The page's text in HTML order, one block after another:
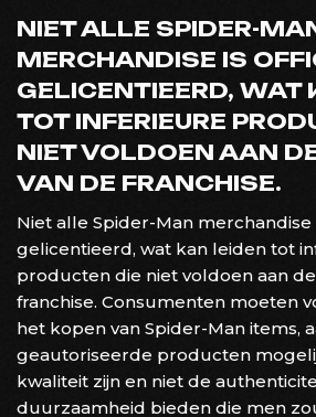
NIET ALLE SPIDER-
MERCHANDISE IS
GELICENTIEERD, WAT
TOT INFERIEURE
NIET VOLDOEN AAN
VAN DE FRANCHISE.
Niet alle Spider-Man merchandise
gelicentieerd, wat kan leiden tot
producten die niet voldoen aan
franchise. Consumenten moeten
het kopen van Spider-Man items,
geautoriseerde producten
kwaliteit zijn en niet de
duurzaamheid bieden die men